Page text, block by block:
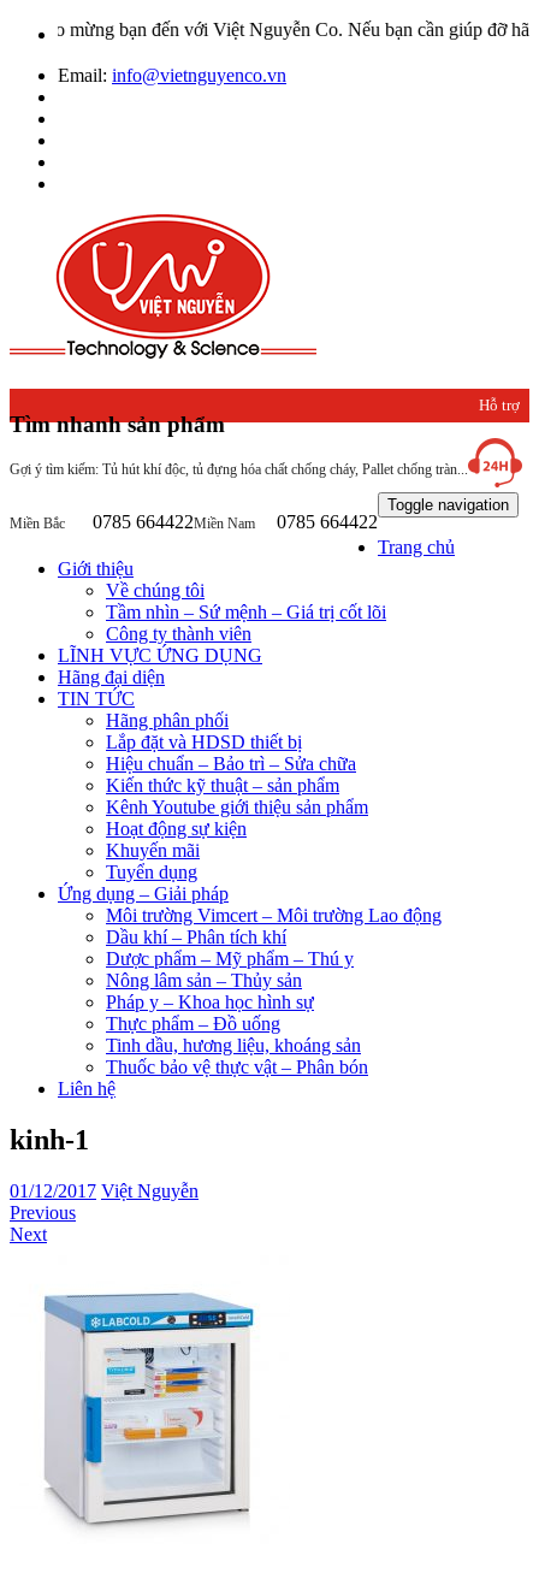
mừng bạn đến với Việt Nguyễn Co. Nếu bạn cần giúp đỡ hãy
Email: info@vietnguyenco.vn
Tìm nhanh sản phẩm
Gợi ý tìm kiếm: Tủ hút khí độc, tủ đựng hóa chất chống cháy, Pallet chống tràn...
Hỗ trợ
khách
hàng
Miền Bắc 0785 664422Miền Nam 0785 664422
Toggle navigation
Trang chủ
Giới thiệu
Về chúng tôi
Tầm nhìn – Sứ mệnh – Giá trị cốt lõi
Công ty thành viên
LĨNH VỰC ỨNG DỤNG
Hãng đại diện
TIN TỨC
Hãng phân phối
Lắp đặt và HDSD thiết bị
Hiệu chuẩn – Bảo trì – Sửa chữa
Kiến thức kỹ thuật – sản phẩm
Kênh Youtube giới thiệu sản phẩm
Hoạt động sự kiện
Khuyến mãi
Tuyển dụng
Ứng dụng – Giải pháp
Môi trường Vimcert – Môi trường Lao động
Dầu khí – Phân tích khí
Dược phẩm – Mỹ phẩm – Thú y
Nông lâm sản – Thủy sản
Pháp y – Khoa học hình sự
Thực phẩm – Đồ uống
Tinh dầu, hương liệu, khoáng sản
Thuốc bảo vệ thực vật – Phân bón
Liên hệ
kinh-1
01/12/2017 Việt Nguyễn
Previous
Next